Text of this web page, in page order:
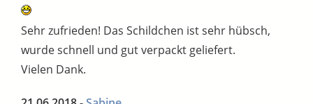
Sehr zufrieden! Das Schildchen ist sehr hübsch,
wurde schnell und gut verpackt geliefert.
Vielen Dank.